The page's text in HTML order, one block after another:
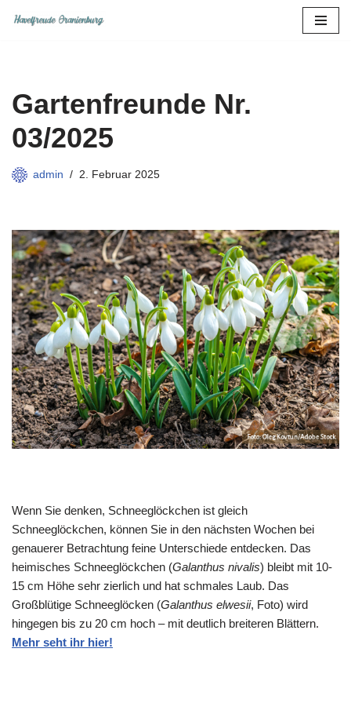
Gartenfreunde Nr.
03/2025
admin 2. Februar 2025
Wenn Sie denken, Schneeglöckchen ist gleich
Schneeglöckchen, können Sie in den nächsten Wochen bei
genauerer Betrachtung feine Unterschiede entdecken. Das
heimisches Schneeglöckchen (Galanthus nivalis) bleibt mit 10-
15 cm Höhe sehr zierlich und hat schmales Laub. Das
Großblütige Schneeglöcken (Galanthus elwesii, Foto) wird
hingegen bis zu 20 cm hoch – mit deutlich breiteren Blättern.
Mehr seht ihr hier!